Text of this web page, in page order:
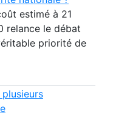
estimé à 21
relance le débat
priorité de